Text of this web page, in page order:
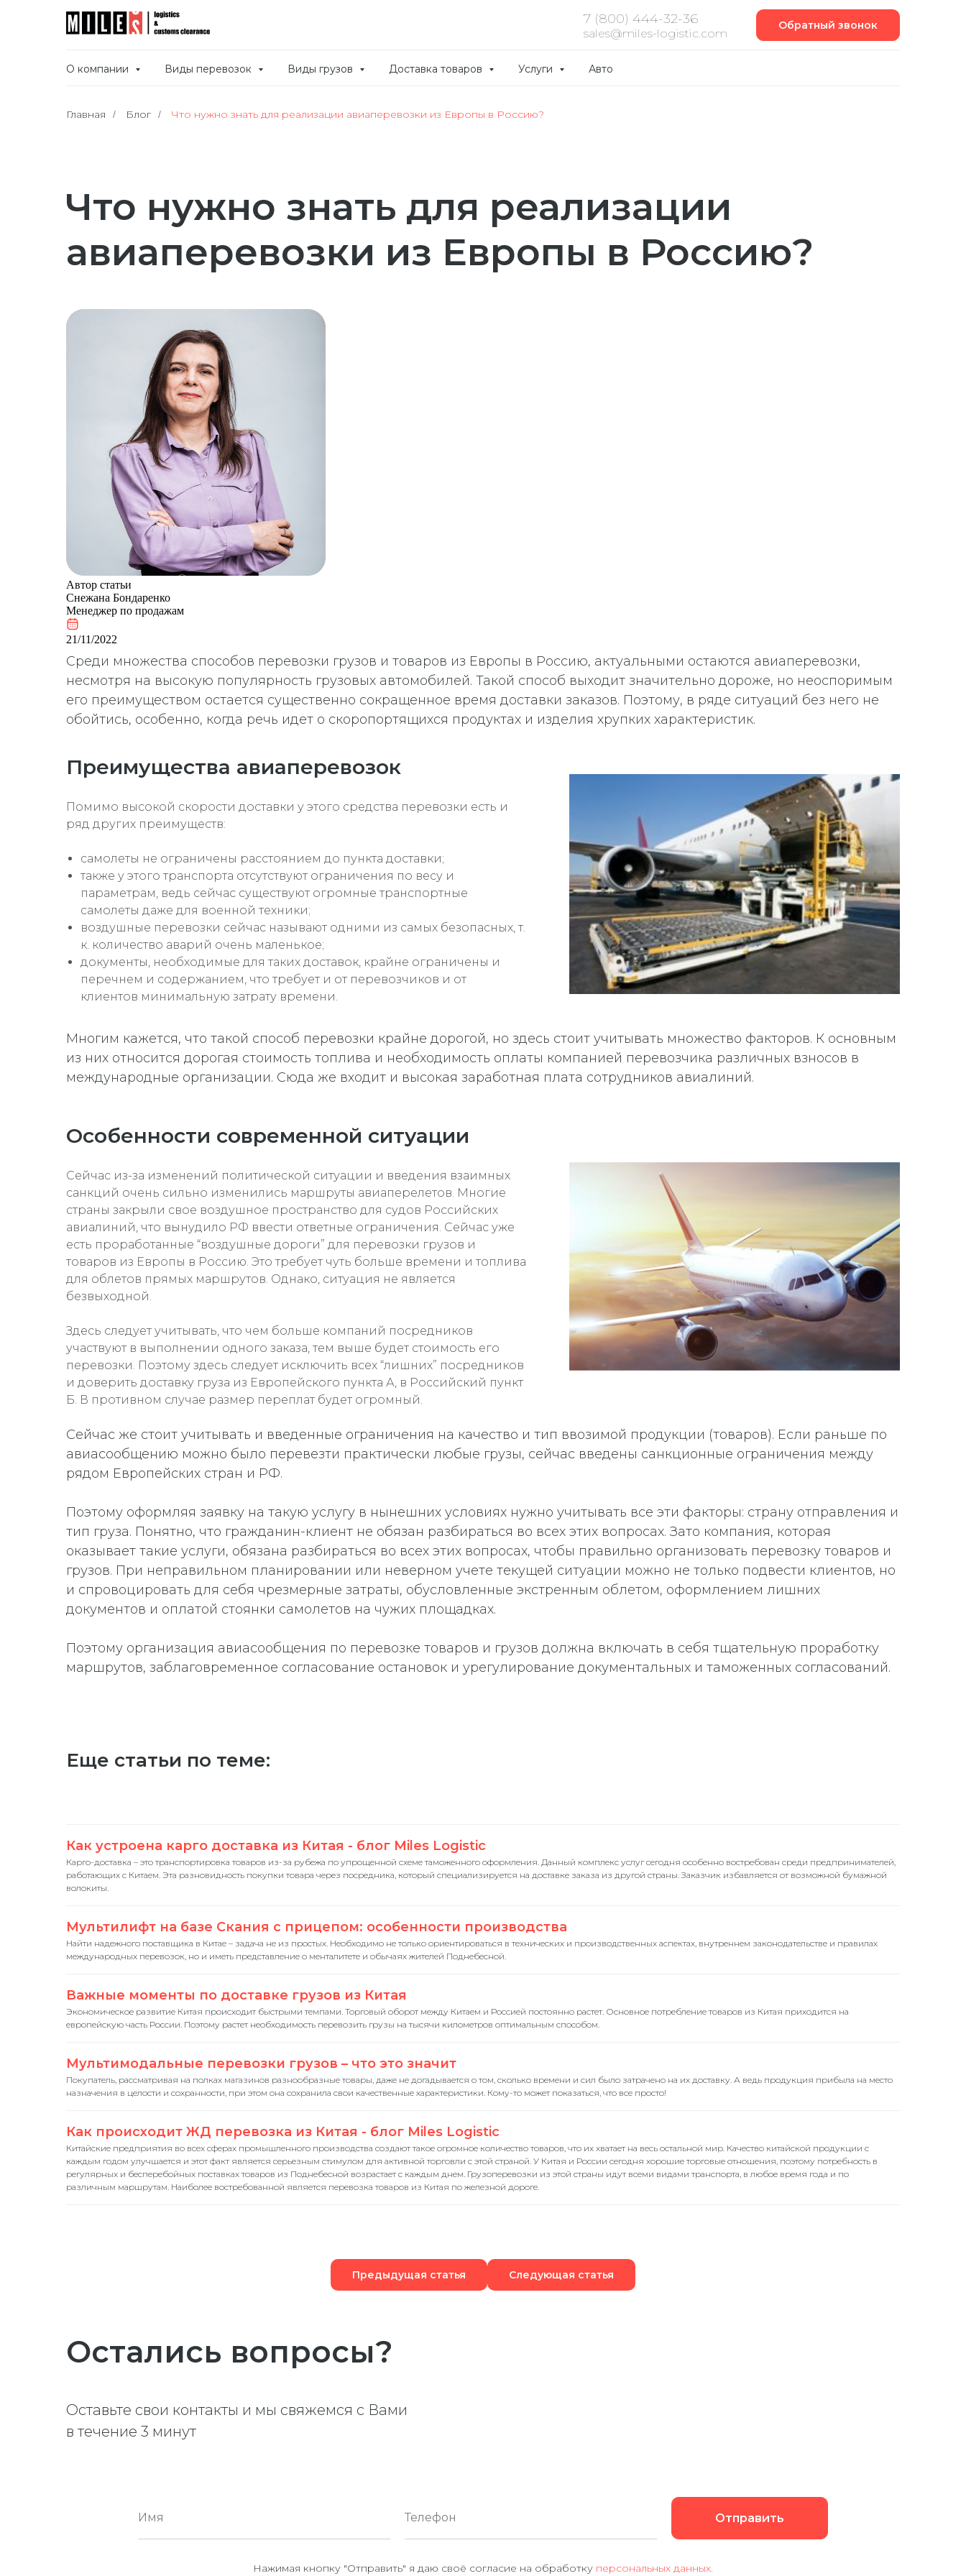
7 (800) 444-32-36
sales@miles-logistic.com
Обратный звонок
О компании Виды перевозок Виды грузов Доставка товаров Услуги Авто
Главная / Блог / Что нужно знать для реализации авиаперевозки из Европы в Россию?
Что нужно знать для реализации
авиаперевозки из Европы в Россию?
Автор статьи
Снежана Бондаренко
Менеджер по продажам
21/11/2022
Среди множества способов перевозки грузов и товаров из Европы в Россию, актуальными остаются авиаперевозки,
несмотря на высокую популярность грузовых автомобилей. Такой способ выходит значительно дороже, но неоспоримым
его преимуществом остается существенно сокращенное время доставки заказов. Поэтому, в ряде ситуаций без него не
обойтись, особенно, когда речь идет о скоропортящихся продуктах и изделия хрупких характеристик.
Преимущества авиаперевозок
Помимо высокой скорости доставки у этого средства перевозки есть и
ряд других преимуществ:
самолеты не ограничены расстоянием до пункта доставки;
также у этого транспорта отсутствуют ограничения по весу и
параметрам, ведь сейчас существуют огромные транспортные
самолеты даже для военной техники;
воздушные перевозки сейчас называют одними из самых безопасных, т.
к. количество аварий очень маленькое;
документы, необходимые для таких доставок, крайне ограничены и
перечнем и содержанием, что требует и от перевозчиков и от
клиентов минимальную затрату времени.
Многим кажется, что такой способ перевозки крайне дорогой, но здесь стоит учитывать множество факторов. К основным
из них относится дорогая стоимость топлива и необходимость оплаты компанией перевозчика различных взносов в
международные организации. Сюда же входит и высокая заработная плата сотрудников авиалиний.
Особенности современной ситуации
Сейчас из-за изменений политической ситуации и введения взаимных
санкций очень сильно изменились маршруты авиаперелетов. Многие
страны закрыли свое воздушное пространство для судов Российских
авиалиний, что вынудило РФ ввести ответные ограничения. Сейчас уже
есть проработанные “воздушные дороги” для перевозки грузов и
товаров из Европы в Россию. Это требует чуть больше времени и топлива
для облетов прямых маршрутов. Однако, ситуация не является
безвыходной.
Здесь следует учитывать, что чем больше компаний посредников
участвуют в выполнении одного заказа, тем выше будет стоимость его
перевозки. Поэтому здесь следует исключить всех “лишних” посредников
и доверить доставку груза из Европейского пункта А, в Российский пункт
Б. В противном случае размер переплат будет огромный.
Сейчас же стоит учитывать и введенные ограничения на качество и тип ввозимой продукции (товаров). Если раньше по
авиасообщению можно было перевезти практически любые грузы, сейчас введены санкционные ограничения между
рядом Европейских стран и РФ.
Поэтому оформляя заявку на такую услугу в нынешних условиях нужно учитывать все эти факторы: страну отправления и
тип груза. Понятно, что гражданин-клиент не обязан разбираться во всех этих вопросах. Зато компания, которая
оказывает такие услуги, обязана разбираться во всех этих вопросах, чтобы правильно организовать перевозку товаров и
грузов. При неправильном планировании или неверном учете текущей ситуации можно не только подвести клиентов, но
и спровоцировать для себя чрезмерные затраты, обусловленные экстренным облетом, оформлением лишних
документов и оплатой стоянки самолетов на чужих площадках.
Поэтому организация авиасообщения по перевозке товаров и грузов должна включать в себя тщательную проработку
маршрутов, заблаговременное согласование остановок и урегулирование документальных и таможенных согласований.
Еще статьи по теме:
Как устроена карго доставка из Китая - блог Miles Logistic
Карго-доставка – это транспортировка товаров из-за рубежа по упрощенной схеме таможенного оформления. Данный комплекс услуг сегодня особенно востребован среди предпринимателей,
работающих с Китаем. Эта разновидность покупки товара через посредника, который специализируется на доставке заказа из другой страны. Заказчик избавляется от возможной бумажной
волокиты.
Мультилифт на базе Скания с прицепом: особенности производства
Найти надежного поставщика в Китае – задача не из простых. Необходимо не только ориентироваться в технических и производственных аспектах, внутреннем законодательстве и правилах
международных перевозок, но и иметь представление о менталитете и обычаях жителей Поднебесной.
Важные моменты по доставке грузов из Китая
Экономическое развитие Китая происходит быстрыми темпами. Торговый оборот между Китаем и Россией постоянно растет. Основное потребление товаров из Китая приходится на
европейскую часть России. Поэтому растет необходимость перевозить грузы на тысячи километров оптимальным способом.
Мультимодальные перевозки грузов – что это значит
Покупатель, рассматривая на полках магазинов разнообразные товары, даже не догадывается о том, сколько времени и сил было затрачено на их доставку. А ведь продукция прибыла на место
назначения в целости и сохранности, при этом она сохранила свои качественные характеристики. Кому-то может показаться, что все просто!
Как происходит ЖД перевозка из Китая - блог Miles Logistic
Китайские предприятия во всех сферах промышленного производства создают такое огромное количество товаров, что их хватает на весь остальной мир. Качество китайской продукции с
каждым годом улучшается и этот факт является серьезным стимулом для активной торговли с этой страной. У Китая и России сегодня хорошие торговые отношения, поэтому потребность в
регулярных и бесперебойных поставках товаров из Поднебесной возрастает с каждым днем. Грузоперевозки из этой страны идут всеми видами транспорта, в любое время года и по
различным маршрутам. Наиболее востребованной является перевозка товаров из Китая по железной дороге.
Предыдущая статья Следующая статья
Остались вопросы?
Оставьте свои контакты и мы свяжемся с Вами
в течение 3 минут
Отправить
Нажимая кнопку "Отправить" я даю своё согласие на обработку персональных данных.